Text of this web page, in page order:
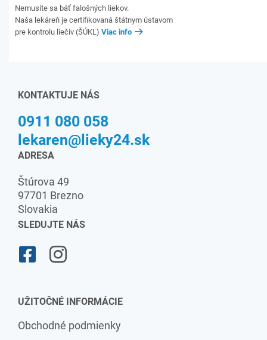
Nemusíte sa báť falošných liekov.
Naša lekáreň je certifikovaná štátnym ústavom
pre kontrolu liečiv (ŠÚKL) Viac info
KONTAKTUJE NÁS
0911 080 058
lekaren@lieky24.sk
ADRESA
Štúrova 49
97701 Brezno
Slovakia
SLEDUJTE NÁS
UŽITOČNÉ INFORMÁCIE
Obchodné podmienky